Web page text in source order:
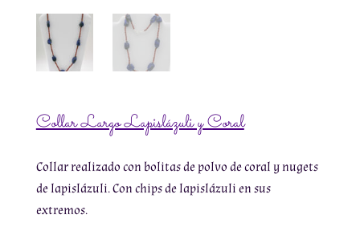
Collar Largo Lapislázuli y Coral
Collar realizado con bolitas de polvo de coral y nugets
de lapislázuli. Con chips de lapislázuli en sus
extremos.